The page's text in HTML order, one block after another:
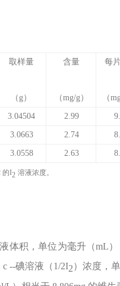
取样量
（ g ）
含量
（mg/g ）
每
（
3.04504 2.99
3.0663 2.74
3.0558 2.63
的I2 溶液浓度。
体积，单位为毫升 （mL
c --碘溶液（1/2I2）浓度，